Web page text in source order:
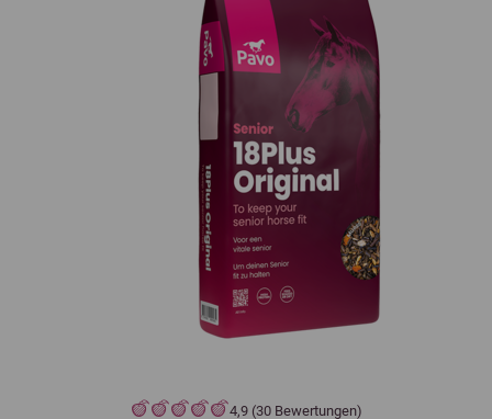
4,9 (30 Bewertungen)